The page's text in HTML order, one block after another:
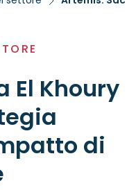
El Khoury
di